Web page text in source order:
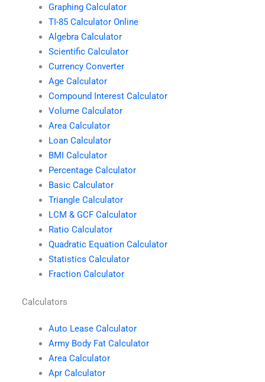
Graphing Calculator
TI-85 Calculator Online
Algebra Calculator
Scientific Calculator
Currency Converter
Age Calculator
Compound Interest Calculator
Volume Calculator
Area Calculator
Loan Calculator
BMI Calculator
Percentage Calculator
Basic Calculator
Triangle Calculator
LCM & GCF Calculator
Ratio Calculator
Quadratic Equation Calculator
Statistics Calculator
Fraction Calculator
Calculators
Auto Lease Calculator
Army Body Fat Calculator
Area Calculator
Apr Calculator